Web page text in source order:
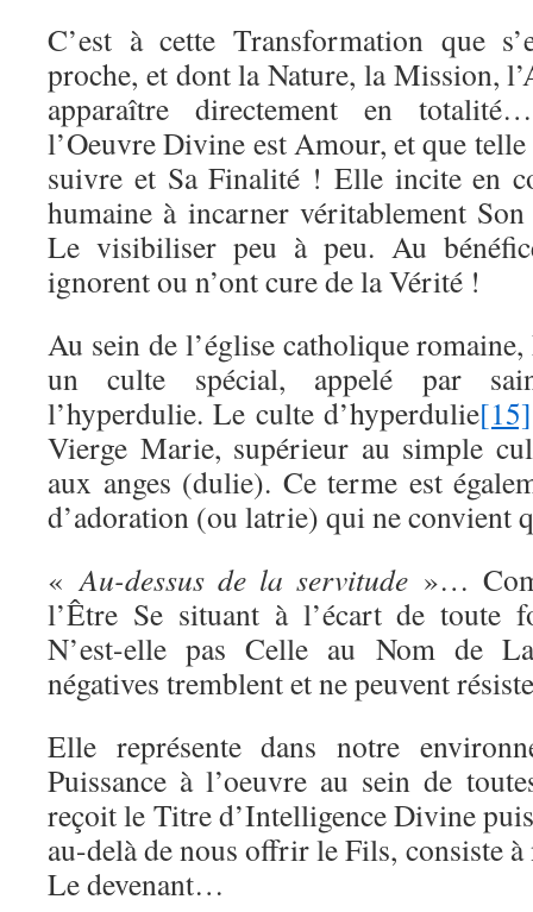
C’est à cette Transformation que
proche, et dont la Nature, la Mission,
apparaître directement en
l’Oeuvre Divine est Amour, et que telle
suivre et Sa Finalité ! Elle incite en
humaine à incarner véritablement
Le visibiliser peu à peu. Au
ignorent ou n’ont cure de la Vérité !
Au sein de l’église catholique
un culte spécial, appelé par
l’hyperdulie. Le culte d’hyperdulie[15]
Vierge Marie, supérieur au simple
aux anges (dulie). Ce terme est
d’adoration (ou latrie) qui ne convient
«Au-dessus de la servitude»…
l’Être Se situant à l’écart de toute
N’est-elle pas Celle au Nom de
négatives tremblent et ne peuvent
Elle représente dans notre
Puissance à l’oeuvre au sein de
reçoit le Titre d’Intelligence Divine
au-delà de nous offrir le Fils, consiste
Le devenant…